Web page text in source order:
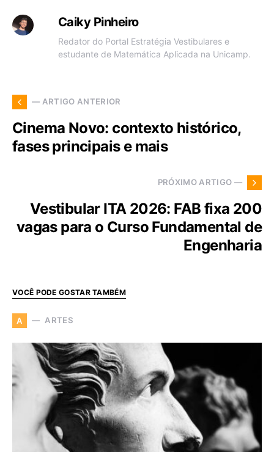
Caiky Pinheiro
Redator do Portal Estratégia Vestibulares e
estudante de Matemática Aplicada na Unicamp.
— ARTIGO ANTERIOR
Cinema Novo: contexto histórico,
fases principais e mais
PRÓXIMO ARTIGO —
Vestibular ITA 2026: FAB fixa 200
vagas para o Curso Fundamental de
Engenharia
VOCÊ PODE GOSTAR TAMBÉM
A ARTES